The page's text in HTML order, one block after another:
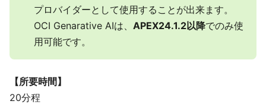
プロバイダーとして使用することが出来ます。
OCI Genarative AIは、 APEX24.1.2以降でのみ使
用可能です。
【所要時間】
20分程